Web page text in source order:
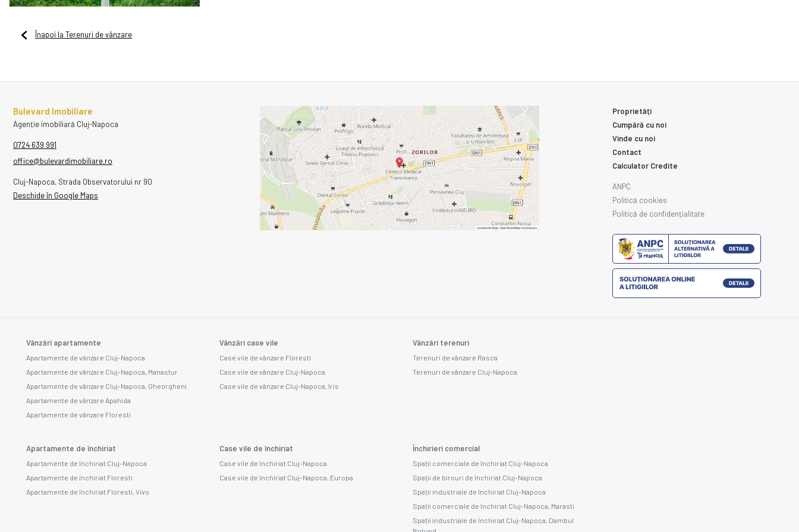
Înapoi la Terenuri de vânzare
Bulevard Imobiliare
Agenție imobiliară Cluj-Napoca
0724 639 991
office@bulevardimobiliare.ro
Cluj-Napoca, Strada Observatorului nr 90
Deschide în Google Maps
Proprietăți
Cumpără cu noi
Vinde cu noi
Contact
Calculator Credite
ANPC
Politică cookies
Politică de confidențialitate
Vânzări apartamente
Apartamente de vânzare Cluj-Napoca
Apartamente de vânzare Cluj-Napoca, Manastur
Apartamente de vânzare Cluj-Napoca, Gheorgheni
Apartamente de vânzare Apahida
Apartamente de vânzare Floresti
Vânzări case vile
Case vile de vânzare Floresti
Case vile de vânzare Cluj-Napoca
Case vile de vânzare Cluj-Napoca, Iris
Vânzări terenuri
Terenuri de vânzare Rasca
Terenuri de vânzare Cluj-Napoca
Apartamente de închiriat
Apartamente de închiriat Cluj-Napoca
Apartamente de închiriat Floresti
Apartamente de închiriat Floresti, Vivo
Case vile de închiriat
Case vile de închiriat Cluj-Napoca
Case vile de închiriat Cluj-Napoca, Europa
Închirieri comercial
Spații comerciale de închiriat Cluj-Napoca
Spații de birouri de închiriat Cluj-Napoca
Spații industriale de închiriat Cluj-Napoca
Spații comerciale de închiriat Cluj-Napoca, Marasti
Spații industriale de închiriat Cluj-Napoca, Dambul